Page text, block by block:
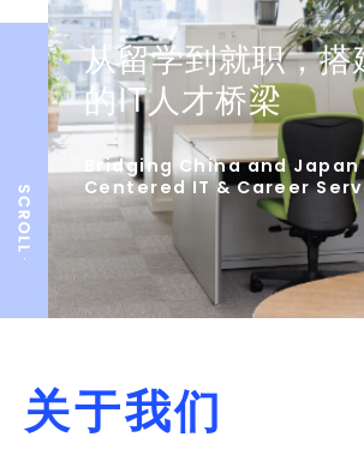
从留学到就职，
的IT人才桥梁
Bridging China and
Centered IT & Career
关于我们